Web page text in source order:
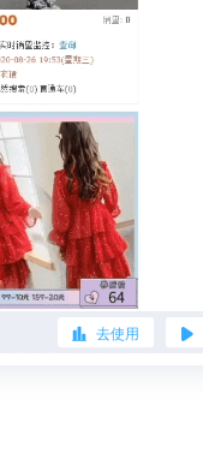
去使用